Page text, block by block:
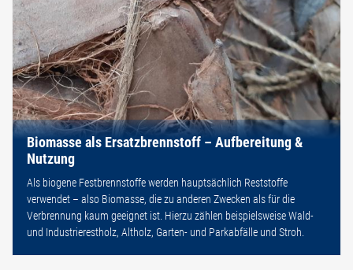
Biomasse als Ersatzbrennstoff – Aufbereitung &
Nutzung
Als biogene Festbrennstoffe werden hauptsächlich Reststoffe
verwendet – also Biomasse, die zu anderen Zwecken als für die
Verbrennung kaum geeignet ist. Hierzu zählen beispielsweise Wald-
und Industrierestholz, Altholz, Garten- und Parkabfälle und Stroh.